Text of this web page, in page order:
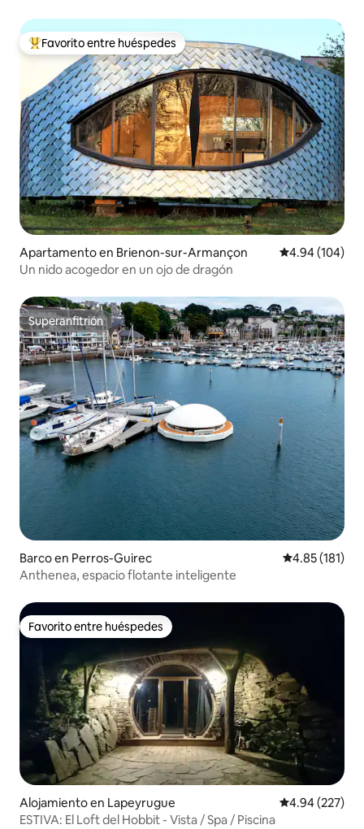
Favorito entre huéspedes preferido
Favorito entre huéspedes
Apartamento en Brienon-sur-Armançon Calificación
4.94 (104)
Un nido acogedor en un ojo de dragón
Superanfitrión
Superanfitrión
Barco en Perros-Guirec Calificación
4.85 (181)
Anthenea, espacio flotante inteligente
Favorito entre huéspedes
Favorito entre huéspedes
Alojamiento en Lapeyrugue Calificación
4.94 (227)
ESTIVA: El Loft del Hobbit - Vista / Spa / Piscina